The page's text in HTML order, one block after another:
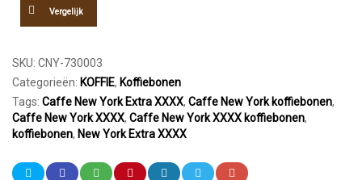
Vergelijk
SKU: CNY-730003
Categorieën: KOFFIE, Koffiebonen
Tags: Caffe New York Extra XXXX, Caffe New York koffiebonen,
Caffe New York XXXX, Caffe New York XXXX koffiebonen,
koffiebonen, New York Extra XXXX